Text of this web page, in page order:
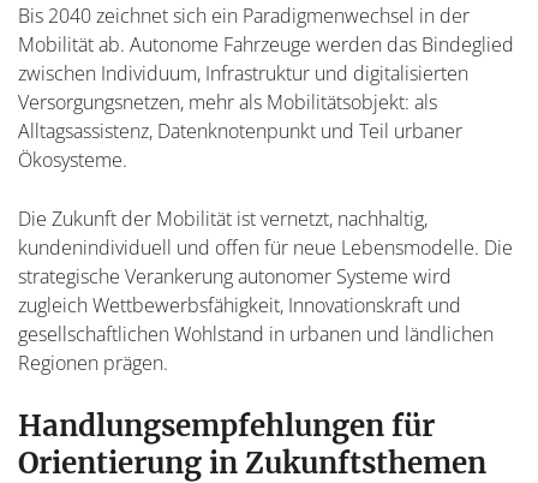
Bis 2040 zeichnet sich ein Paradigmenwechsel in der
Mobilität ab. Autonome Fahrzeuge werden das Bindeglied
zwischen Individuum, Infrastruktur und digitalisierten
Versorgungsnetzen, mehr als Mobilitätsobjekt: als
Alltagsassistenz, Datenknotenpunkt und Teil urbaner
Ökosysteme.
Die Zukunft der Mobilität ist vernetzt, nachhaltig,
kundenindividuell und offen für neue Lebensmodelle. Die
strategische Verankerung autonomer Systeme wird
zugleich Wettbewerbsfähigkeit, Innovationskraft und
gesellschaftlichen Wohlstand in urbanen und ländlichen
Regionen prägen.
Handlungsempfehlungen für
Orientierung in Zukunftsthemen